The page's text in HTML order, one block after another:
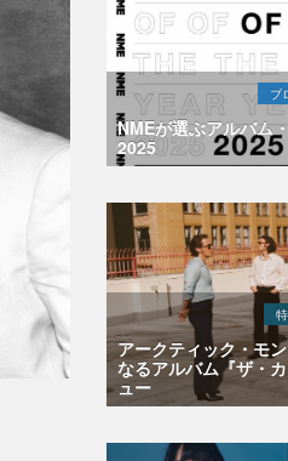
ブ
NMEが選ぶアルバム
2025
アークティック・モ
なるアルバム『ザ・
ュー